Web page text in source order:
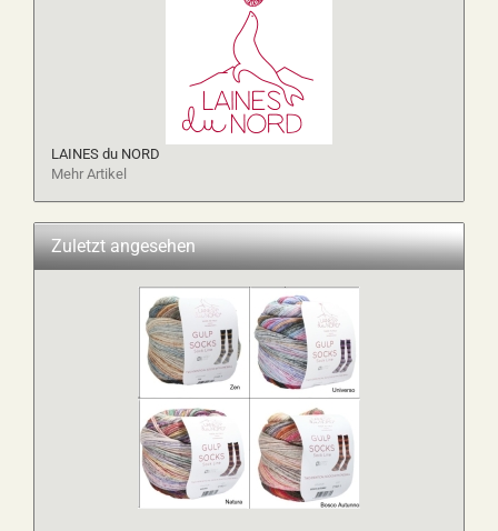
LAINES du NORD
Mehr Artikel
Zuletzt angesehen